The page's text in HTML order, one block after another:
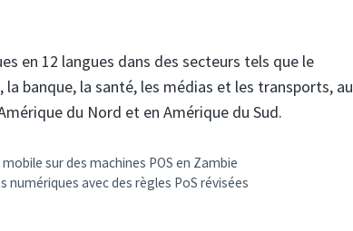
en 12 langues dans des secteurs tels que le
banque, la santé, les médias et les transports, au
du Nord et en Amérique du Sud.
sur des machines POS en Zambie
avec des règles PoS révisées